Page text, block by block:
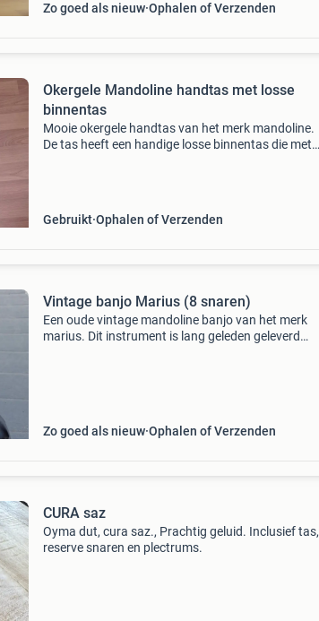
Zo goed als nieuw Ophalen of Verzenden
Okergele Mandoline handtas met losse
binnentas
Mooie okergele handtas van het merk mandoline.
De tas heeft een handige losse binnentas die met
Gebruikt Ophalen of Verzenden
Vintage banjo Marius (8 snaren)
Een oude vintage mandoline banjo van het merk
marius. Dit instrument is lang geleden geleverd
Zo goed als nieuw Ophalen of Verzenden
CURA saz
Oyma dut, cura saz., Prachtig geluid. Inclusief tas,
reserve snaren en plectrums.